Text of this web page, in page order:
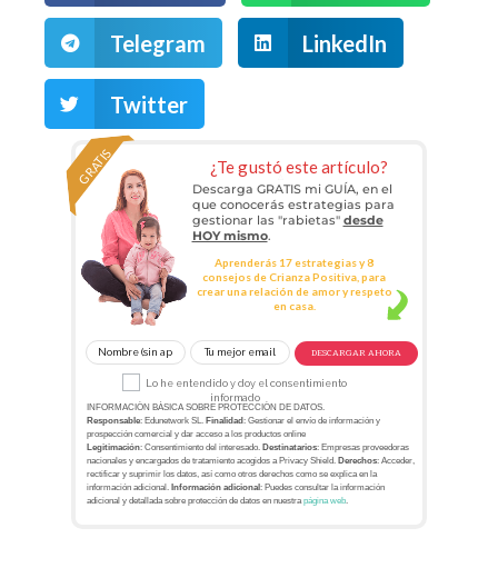
Telegram LinkedIn
Twitter
¿Te gustó este artículo?
GRATIS
Descarga GRATIS mi GUÍA, en el
que conocerás estrategias para
gestionar las "rabietas" desde
HOY mismo.
Aprenderás 17 estrategias y 8
consejos de Crianza Positiva, para
crear una relación de amor y respeto
en casa.
INFORMACIÓN BÁSICA SOBRE PROTECCIÓN DE DATOS.
Responsable: Edunetwork SL. Finalidad : Gestionar el envío de información y
prospección comercial y dar acceso a los productos online
Legitimación: Consentimiento del interesado. Destinatarios: Empresas proveedoras
nacionales y encargados de tratamiento acogidos a Privacy Shield. Derechos: Acceder,
rectificar y suprimir los datos, así como otros derechos como se explica en la
información adicional. Información adicional: Puedes consultar la información
adicional y detallada sobre protección de datos en nuestrapágina web.
Lo he entendido y doy el consentimiento
informado
DESCARGAR AHORA